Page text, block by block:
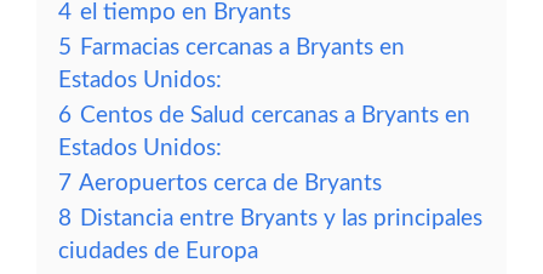
4 el tiempo en Bryants
5 Farmacias cercanas a Bryants en
Estados Unidos:
6 Centos de Salud cercanas a Bryants en
Estados Unidos:
7 Aeropuertos cerca de Bryants
8 Distancia entre Bryants y las principales
ciudades de Europa